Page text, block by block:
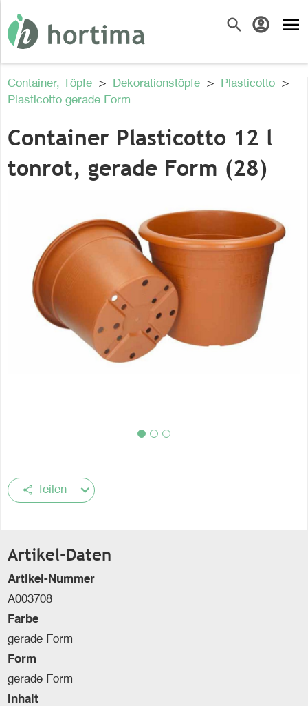
search account_circle menu
Container, Töpfe > Dekorationstöpfe > Plasticotto >
Plasticotto gerade Form
Container Plasticotto 12 l
tonrot, gerade Form (28)
share Teilen
Artikel-Daten
Artikel-Nummer
A003708
Farbe
gerade Form
Form
gerade Form
Inhalt